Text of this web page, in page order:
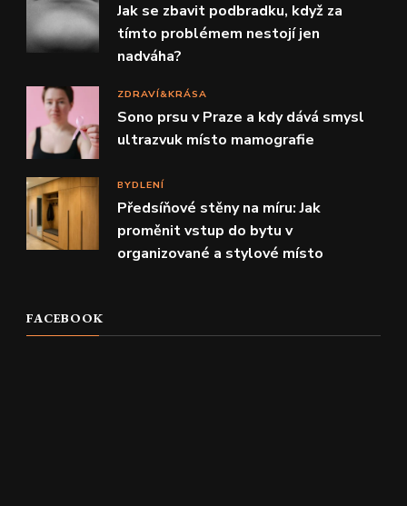
Jak se zbavit podbradku, když za
tímto problémem nestojí jen
nadváha?
ZDRAVÍ&KRÁSA
Sono prsu v Praze a kdy dává smysl
ultrazvuk místo mamografie
BYDLENÍ
Předsíňové stěny na míru: Jak
proměnit vstup do bytu v
organizované a stylové místo
FACEBOOK